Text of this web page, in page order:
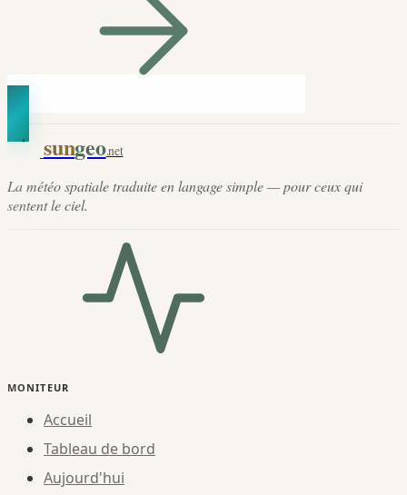
sungeo.net
La météo spatiale traduite en langage simple — pour ceux qui
sentent le ciel.
MONITEUR
Accueil
Tableau de bord
Aujourd'hui